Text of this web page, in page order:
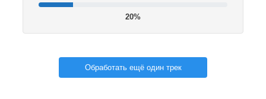
20%
Обработать ещё один трек